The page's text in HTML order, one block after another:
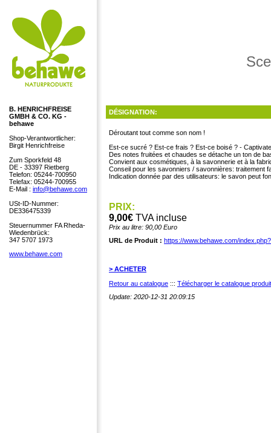
B. HENRICHFREISE
GMBH & CO. KG -
behawe
Shop-Verantwortlicher:
Birgit Henrichfreise
Zum Sporkfeld 48
DE - 33397 Rietberg
Telefon: 05244-700950
Telefax: 05244-700955
E-Mail : info@behawe.com
USt-ID-Nummer:
DE336475339
Steuernummer FA Rheda-
Wiedenbrück:
347 5707 1973
www.behawe.com
DÉSIGNATION:
Déroutant tout comme son nom !
Est-ce sucré ? Est-ce frais ? Est-ce boisé ? -
Des notes fruitées et chaudes se détache un ton de
Convient aux cosmétiques, à la savonnerie et à la
Conseil pour les savonniers / savonnières: traitement
Indication donnée par des utilisateurs: le savon peut
PRIX:
9,00€ TVA incluse
Prix au litre: 90,00 Euro
URL de Produit : https://www.behawe.com/
> ACHETER
Retour au catalogue ::: Télécharger le catalogue
Update: 2020-12-31 20:09:15